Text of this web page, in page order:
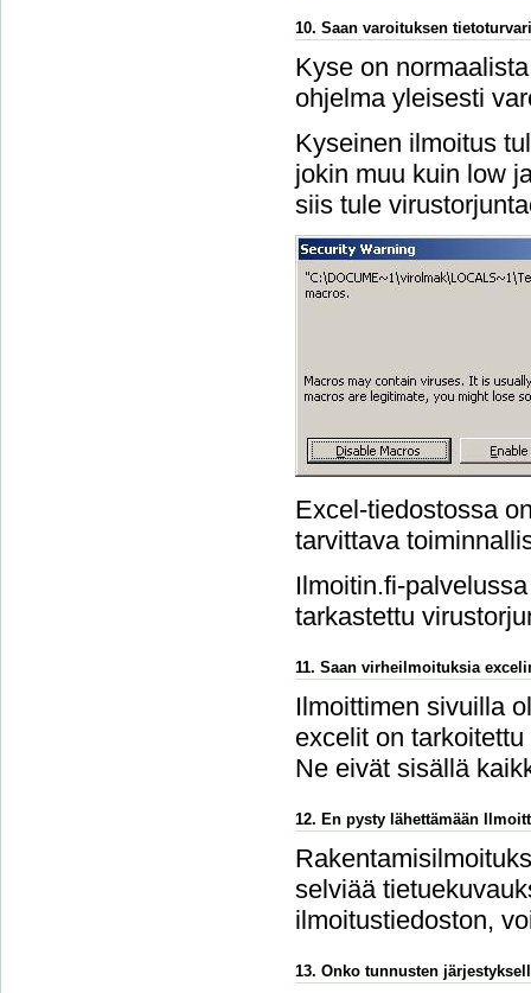
10. Saan varoituksen
Kyse on
ohjelma yleisesti
Kyseinen ilmoitus
jokin muu kuin low
siis tule
Excel-tiedostossa
tarvittava
Ilmoitin.fi-
tarkastettu
11. Saan virheilmoituksia
Ilmoittimen sivuilla
excelit on
Ne eivät sisällä
12. En pysty lähettämään
selviää
ilmoitustiedoston,
13. Onko tunnusten